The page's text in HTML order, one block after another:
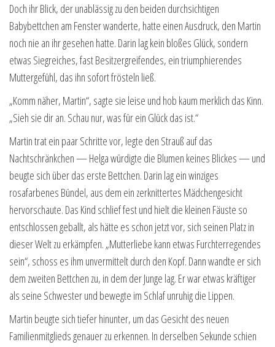
Doch ihr Blick, der unablässig zu den beiden durchsichtigen
Babybettchen am Fenster wanderte, hatte einen Ausdruck, den Martin
noch nie an ihr gesehen hatte. Darin lag kein bloßes Glück, sondern
etwas Siegreiches, fast Besitzergreifendes, ein triumphierendes
Muttergefühl, das ihn sofort frösteln ließ.
„Komm näher, Martin“, sagte sie leise und hob kaum merklich das Kinn.
„Sieh sie dir an. Schau nur, was für ein Glück das ist.“
Martin trat ein paar Schritte vor, legte den Strauß auf das
Nachtschränkchen — Helga würdigte die Blumen keines Blickes — und
beugte sich über das erste Bettchen. Darin lag ein winziges
rosafarbenes Bündel, aus dem ein zerknittertes Mädchengesicht
hervorschaute. Das Kind schlief fest und hielt die kleinen Fäuste so
entschlossen geballt, als hätte es schon jetzt vor, sich seinen Platz in
dieser Welt zu erkämpfen. „Mutterliebe kann etwas Furchterregendes
sein“, schoss es ihm unvermittelt durch den Kopf. Dann wandte er sich
dem zweiten Bettchen zu, in dem der Junge lag. Er war etwas kräftiger
als seine Schwester und bewegte im Schlaf unruhig die Lippen.
Martin beugte sich tiefer hinunter, um das Gesicht des neuen
Familienmitglieds genauer zu erkennen. In derselben Sekunde schien